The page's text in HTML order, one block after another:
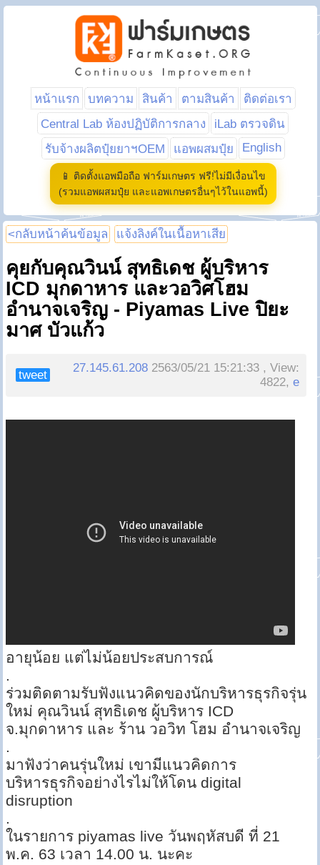
หน้าแรก บทความ สินค้า ตามสินค้า
ติดต่อเรา
Central Lab ห้องปฏิบัติการกลาง
iLab ตรวจดิน
รับจ้างผลิตปุ๋ยยาฯOEM
แอพผสมปุ๋ย English
📱 ติดตั้งแอพมือถือ ฟาร์มเกษตร ฟรี!ไม่มีเงื่อนไข
(รวมแอพผสมปุ๋ย และแอพเกษตรอื่นๆไว้ในแอพนี้)
<กลับหน้าค้นข้อมูล แจ้งลิงค์ในเนื้อหาเสีย
คุยกับคุณวินน์ สุทธิเดช ผู้บริหาร
ICD มุกดาหาร และวอวิศโฮม
อำนาจเจริญ - Piyamas Live ปิยะ
มาศ บัวแก้ว
tweet
27.145.61.208 2563/05/21 15:21:33 , View:
4822,e
อายุน้อย แต่ไม่น้อยประสบการณ์
.
ร่วมติดตามรับฟังแนวคิดของนักบริหารธุรกิจรุ่น
ใหม่ คุณวินน์ สุทธิเดช ผู้บริหาร ICD
จ.มุกดาหาร และ ร้าน วอวิท โฮม อำนาจเจริญ
.
มาฟังว่าคนรุ่นใหม่ เขามีแนวคิดการ
บริหารธุรกิจอย่างไรไม่ให้โดน digital
disruption
.
ในรายการ piyamas live วันพฤหัสบดี ที่ 21
พ.ค. 63 เวลา 14.00 น. นะคะ